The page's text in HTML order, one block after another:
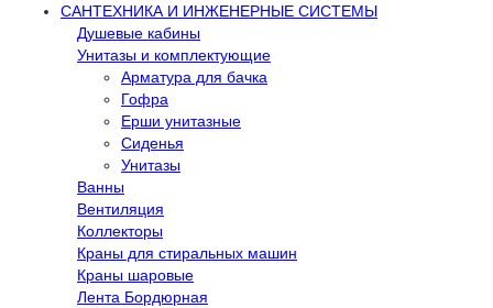
САНТЕХНИКА И ИНЖЕНЕРНЫЕ СИСТЕМЫ
Душевые кабины
Унитазы и комплектующие
Арматура для бачка
Гофра
Ерши унитазные
Сиденья
Унитазы
Ванны
Вентиляция
Коллекторы
Краны для стиральных машин
Краны шаровые
Лента Бордюрная